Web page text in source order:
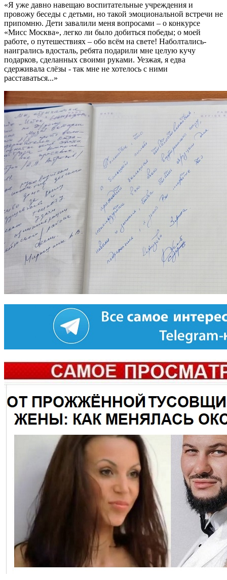
«Я уже давно навещаю воспитательные учреждения и
провожу беседы с детьми, но такой эмоциональной встречи не
припомню. Дети завалили меня вопросами – о конкурсе
«Мисс Москва», легко ли было добиться победы; о моей
работе, о путешествиях – обо всём на свете! Наболтались-
наигрались вдосталь, ребята подарили мне целую кучу
подарков, сделанных своими руками. Уезжая, я едва
сдерживала слёзы - так мне не хотелось с ними
расставаться...»